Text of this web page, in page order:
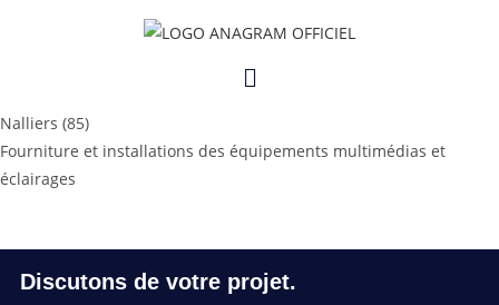
La réserve biologique départementale
Nalliers (85)
Fourniture et installations des équipements multimédias et
éclairages
Discutons de votre projet.